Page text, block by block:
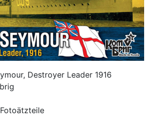
Destroyer Leader 1916